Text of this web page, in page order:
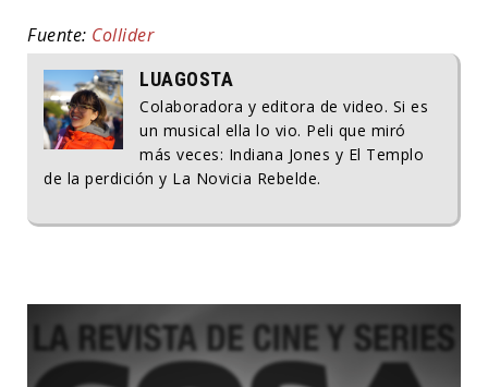
Fuente: Collider
LUAGOSTA
Colaboradora y editora de video. Si es
un musical ella lo vio. Peli que miró
más veces: Indiana Jones y El Templo
de la perdición y La Novicia Rebelde.